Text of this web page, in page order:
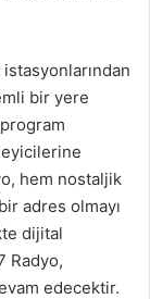
bir yere
hem nostaljik
adres olmayı
dijital
Radyo,
edecektir.